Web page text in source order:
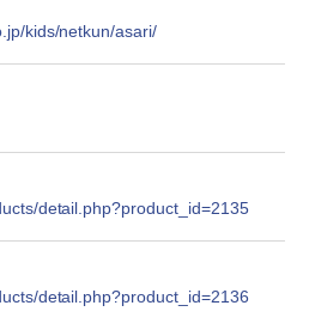
kids/netkun/asari/
detail.php?product_id=2135
detail.php?product_id=2136